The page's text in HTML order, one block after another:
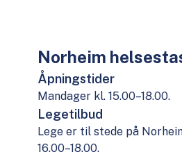
Norheim
Åpningstider
Mandager kl. 15.00–18.00.
Legetilbud
Lege er til stede på
16.00–18.00.